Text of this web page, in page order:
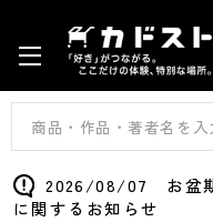
2026/08/07 お盆期
に関するお知らせ